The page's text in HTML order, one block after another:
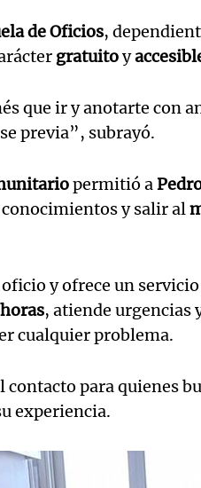
de Oficios,
gratuitoy
que ir y anotarte con
previa”, subrayó.
permitió a
y salir al
y ofrece un servicio
, atiende urgencias
cualquier problema.
contacto para quienes
experiencia.